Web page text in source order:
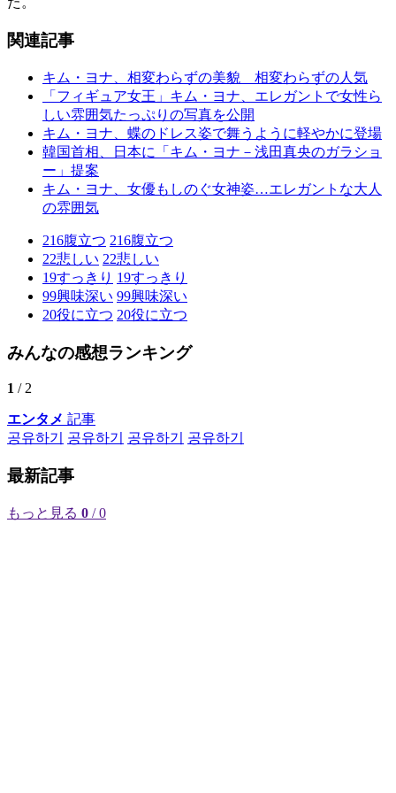
関連記事
キム・ヨナ、相変わらずの美貌 相変わらずの人気
「フィギュア女王」キム・ヨナ、エレガントで女性ら
しい雰囲気たっぷりの写真を公開
キム・ヨナ、蝶のドレス姿で舞うように軽やかに登場
韓国首相、日本に「キム・ヨナ－浅田真央のガラショ
ー」提案
キム・ヨナ、女優もしのぐ女神姿…エレガントな大人
の雰囲気
216腹立つ 216腹立つ
22悲しい 22悲しい
19すっきり 19すっきり
99興味深い 99興味深い
20役に立つ 20役に立つ
みんなの感想ランキング
1 / 2
エンタメ 記事
공유하기
공유하기 공유하기 공유하기
最新記事
もっと見る 0 / 0